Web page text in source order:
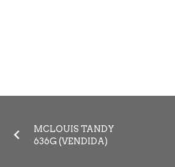
MCLOUIS TANDY
636G (VENDIDA)